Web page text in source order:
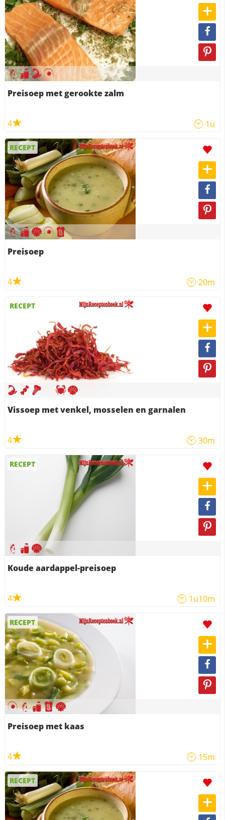
Preisoep met gerookte zalm
4 1u
RECEPT
Preisoep
4 20m
RECEPT
Vissoep met venkel, mosselen en garnalen
4 30m
RECEPT
Koude aardappel-preisoep
4 1u10m
RECEPT
Preisoep met kaas
4 15m
RECEPT